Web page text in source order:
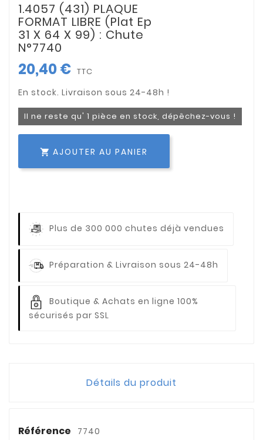
1.4057 (431) PLAQUE
FORMAT LIBRE (Plat Ep
31 X 64 X 99) : Chute
N°7740
20,40 € TTC
Il ne reste qu' 1 pièce en stock, dépêchez-vous !
 AJOUTER AU PANIER
Plus de 300 000 chutes déjà vendues
Préparation & Livraison sous 24-48h
Boutique & Achats en ligne 100%
sécurisés par SSL
Détails du produit
Référence 7740